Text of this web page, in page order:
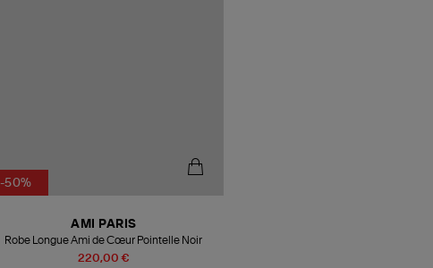
-50%
220,00 €
AMI PARIS
Robe Longue Ami de Cœur Pointelle Noir